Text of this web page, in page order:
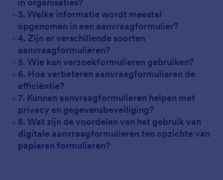
+3. Welke informatie wordt meestal
opgenomen in een aanvraagformulier?
+4. Zijn er verschillende soorten
aanvraagformulieren?
+5. Wie kan verzoekformulieren gebruiken?
+6. Hoe verbeteren aanvraagformulieren de
efficiëntie?
+7. Kunnen aanvraagformulieren helpen met
privacy en gegevensbeveiliging?
+8. Wat zijn de voordelen van het gebruik van
digitale aanvraagformulieren ten opzichte van
papieren formulieren?